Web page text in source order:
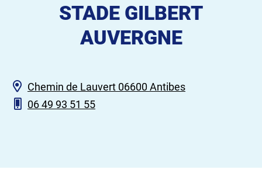
STADE GILBERT
AUVERGNE
Chemin de Lauvert 06600 Antibes
06 49 93 51 55